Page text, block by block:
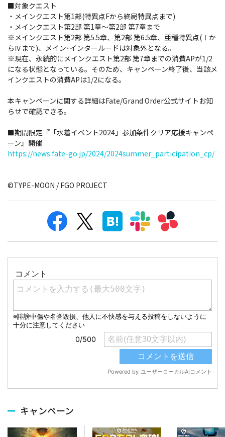
■対象クエスト
・メインクエスト第1部(特異点Fから終局特異点まで)
・メインクエスト第2部 第1章～第2部 第7章まで
※メインクエスト第2部 第5.5章、第2部 第6.5章、亜種特異点(Ⅰか
らⅣまで)、メイン･インタールードは対象外となる。
※現在、永続的にメインクエスト第2部 第7章までの消費APが1/2
になる状態となっている。そのため、キャンペーン終了後、当該メ
インクエストの消費APは1/2になる。
本キャンペーンに関する詳細はFate/Grand Order公式サイトお知
らせで確認できる。
■期間限定『「水着イベント2024」参加条件クリア応援キャンペ
ーン』開催
https://news.fate-go.jp/2024/2024summer_participation_cp/
©TYPE-MOON / FGO PROJECT
キャンペーン